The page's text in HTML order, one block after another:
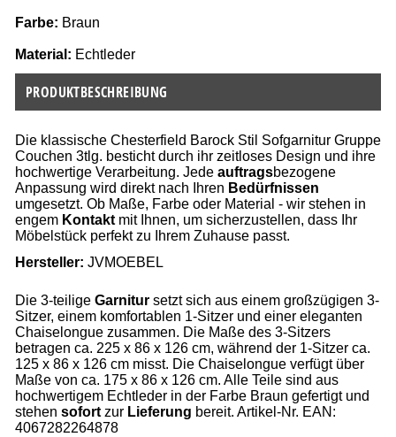
Farbe: Braun
Material: Echtleder
PRODUKTBESCHREIBUNG
Die klassische Chesterfield Barock Stil Sofgarnitur Gruppe
Couchen 3tlg. besticht durch ihr zeitloses Design und ihre
hochwertige Verarbeitung. Jede auftragsbezogene
Anpassung wird direkt nach Ihren Bedürfnissen
umgesetzt. Ob Maße, Farbe oder Material - wir stehen in
engem Kontakt mit Ihnen, um sicherzustellen, dass Ihr
Möbelstück perfekt zu Ihrem Zuhause passt.
Hersteller: JVMOEBEL
Die 3-teilige Garnitur setzt sich aus einem großzügigen 3-
Sitzer, einem komfortablen 1-Sitzer und einer eleganten
Chaiselongue zusammen. Die Maße des 3-Sitzers
betragen ca. 225 x 86 x 126 cm, während der 1-Sitzer ca.
125 x 86 x 126 cm misst. Die Chaiselongue verfügt über
Maße von ca. 175 x 86 x 126 cm. Alle Teile sind aus
hochwertigem Echtleder in der Farbe Braun gefertigt und
stehen sofort zur Lieferung bereit. Artikel-Nr. EAN:
4067282264878